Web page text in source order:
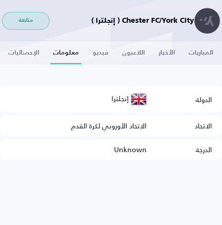
Chester FC/York City ( إنجلترا ) متابعة
المباريات الأخبار اللاعبون فيديو معلومات الإحصائيات
الدولة إنجلترا
الاتحاد
الاتحاد الأوروبي لكرة القدم
الدرجة
Unknown